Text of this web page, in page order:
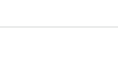
たのアバターを一層魅